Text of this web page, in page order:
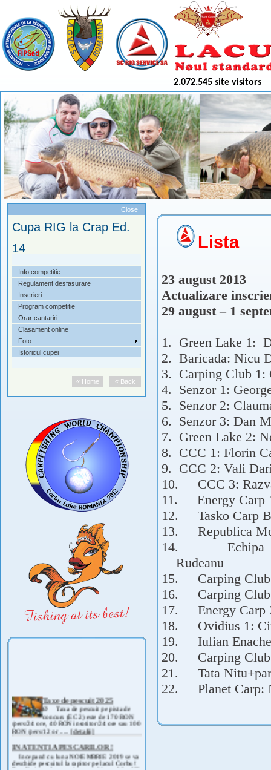
2.072.545 site visitors
Close
Cupa RIG la Crap Ed.
14
Info competitie
Regulament desfasurare
Inscrieri
Program competitie
Orar cantariri
Clasament online
Foto
Istoricul cupei
« Back
« Home
Taxe de pescuit 2025
Ø Taxa de pescuit pe pista de
concurs (EC 2) este de 170 RON
/pers/24 ore, 40 RON insotitor/24 ore sau 100
RON /pers/12 or .....[detalii]
IN ATENTIA PESCARILOR !
Incepand cu luna NOIEMBRIE 2019 se va
deschide pescuitul la rapitor pe lacul Corbu !
Detalii si regulament, in curand ! .....[detalii]
Lista
23 august 2013
Actualizare
29 august – 1
1. Green Lake 1:
2. Baricada: Nicu
3. Carping Club 1:
4. Senzor 1:
5. Senzor 2:
6. Senzor 3: Dan
7. Green Lake 2:
8. CCC 1: Florin
9. CCC 2: Vali
10.
CCC 3:
11.
Energy
12.
Tasko Carp
13.
Republica
14.
Echipa
Rudeanu
15.
Carping
16.
Carping
17.
Energy
18.
Ovidius 1:
19.
Iulian
20.
Carping
21.
Tata
22.
Planet Carp: